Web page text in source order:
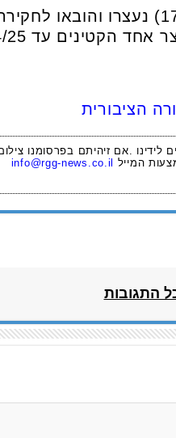
החשודים, 5 בגירים (23, 23, , 20, 19, 19) ו-2
לידינו .אם זיהיתם בפרסומנו
המייל info@rgg-news.co.il
התגובות